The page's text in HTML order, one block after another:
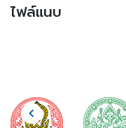
ไฟล์แนบ